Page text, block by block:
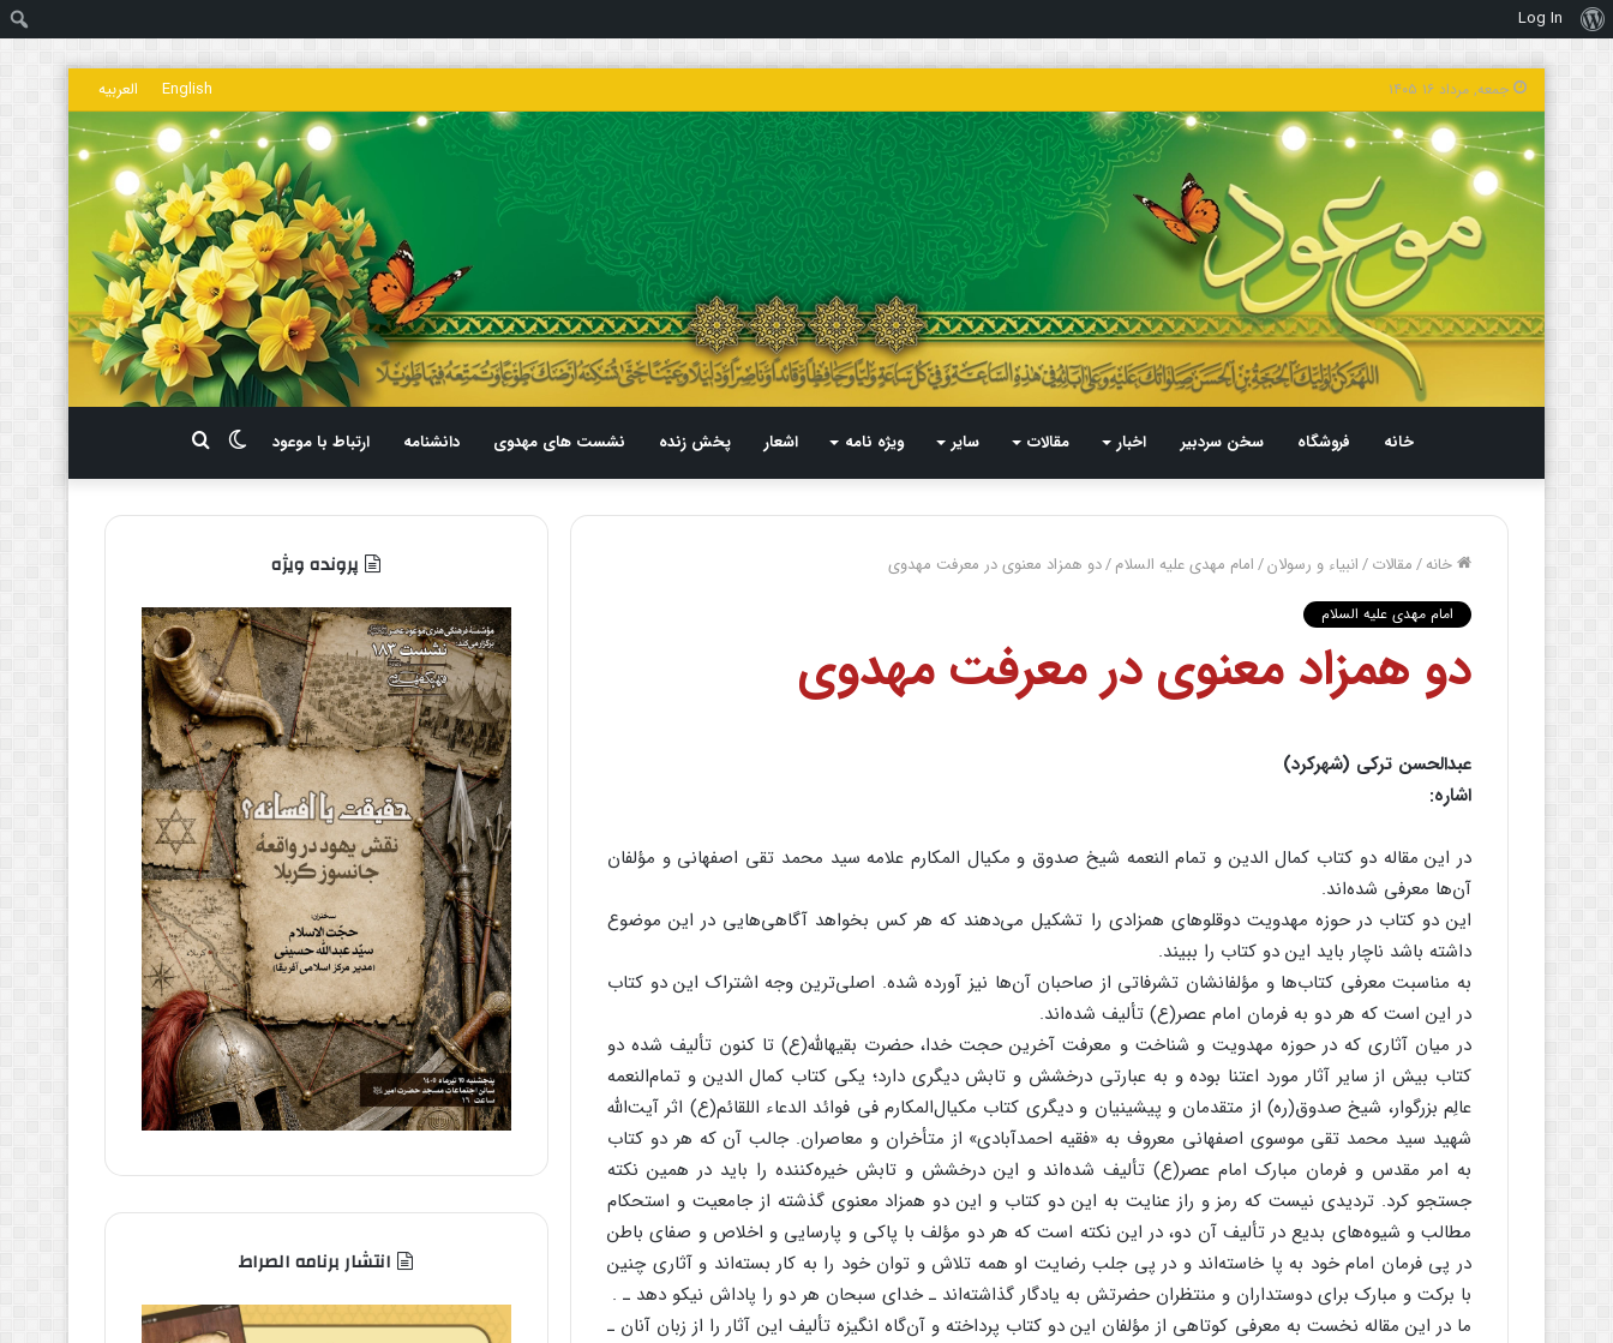
درباره
وردپرس
Log In
جمعه, مرداد ۱۶ ۱۴۰۵ English العربیه
خانه فروشگاه سخن سردبیر اخبار مقالات سایر ویژه نامه اشعار پخش زنده نشست های مهدوی دانشنامه ارتباط با موعود
برای
تغییر
پوسته
خانه/مقالات/انبیاء و رسولان/امام مهدی علیه السلام/دو همزاد معنوی در معرفت مهدوی
امام مهدی علیه السلام
دو همزاد معنوی در معرفت مهدوی
عبدالحسن ترکی (شهرکرد)
اشاره:
در این مقاله دو کتاب کمال الدین و تمام النعمه شیخ صدوق و مکیال المکارم علامه‌ سید محمد تقی اصفهانی و مؤلفان
آن‌ها معرفی شده‌اند.
این دو کتاب در حوزه مهدویت دوقلوهای همزادی را تشکیل می‌دهند که هر کس بخواهد آگاهی‌هایی در این موضوع
داشته باشد ناچار باید این دو کتاب را ببیند.
به مناسبت معرفی کتاب‌ها و مؤلفانشان تشرفاتی از صاحبان آن‌ها نیز آورده شده. اصلی‌ترین وجه اشتراک این دو کتاب
در این است که هر دو به فرمان امام عصر(ع) تألیف شده‌اند.
در میان آثاری که در حوزه مهدویت و شناخت و معرفت آخرین حجت خدا، حضرت بقیهالله(ع) تا کنون تألیف شده دو
کتاب بیش از سایر آثار مورد اعتنا بوده و به عبارتی درخشش و تابش دیگری دارد؛ یکی کتاب کمال الدین و تمام‌النعمه
عالِم بزرگوار، شیخ صدوق(ره) از متقدمان و پیشینیان و دیگری کتاب مکیال‌المکارم فی فوائد الدعاء اللقائم(ع) اثر آیت‌الله
شهید سید محمد تقی موسوی اصفهانی معروف به «فقیه احمدآبادی» از متأخران و معاصران. جالب آن که هر دو کتاب
به امر مقدس و فرمان مبارک امام عصر(ع) تألیف شده‌اند و این درخشش و تابش خیره‌کننده را باید در همین نکته
جستجو کرد. تردیدی نیست که رمز و راز عنایت به این دو کتاب و این دو همزاد معنوی گذشته از جامعیت و استحکام
مطالب و شیوه‌های بدیع در تألیف آن دو، در این نکته است که هر دو مؤلف با پاکی و پارسایی و اخلاص و صفای باطن
در پی فرمان امام خود به پا خاسته‌اند و در پی جلب رضایت او همه تلاش و توان خود را به کار بسته‌اند و آثاری چنین
با برکت و مبارک برای دوستداران و منتظران حضرتش به یادگار گذاشته‌اند ـ خدای سبحان هر دو را پاداش نیکو دهد ـ .
ما در این مقاله نخست به معرفی کوتاهی از مؤلفان این دو کتاب پرداخته و آن‌گاه انگیزه تألیف این آثار را از زبان آنان ـ
پرونده ویژه
انتشار برنامه الصراط